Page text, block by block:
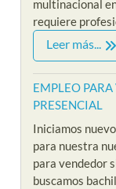
multinacional
requiere
Leer más...
EMPLEO
PRESENCIAL
Iniciamos
para nuestra
para vendedor
buscamos